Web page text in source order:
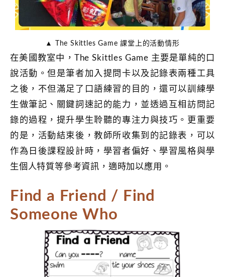
▲ The Skittles Game 課堂上的活動情形
在美國教室中，The Skittles Game 主要是單純的口
說活動。但是筆者加入提問卡以及記錄表兩種工具
之後，不但滿足了口語練習的目的，還可以訓練學
生做筆記、關鍵詞速記的能力，並透過互相訪問記
錄的過程，提升學生聆聽的專注力與技巧。更重要
的是，活動結束後，教師所收集到的記錄表，可以
作為日後課程設計時，學習者偏好、學習風格與學
生個人特質等參考資訊，適時加以應用。
Find a Friend / Find
Someone Who